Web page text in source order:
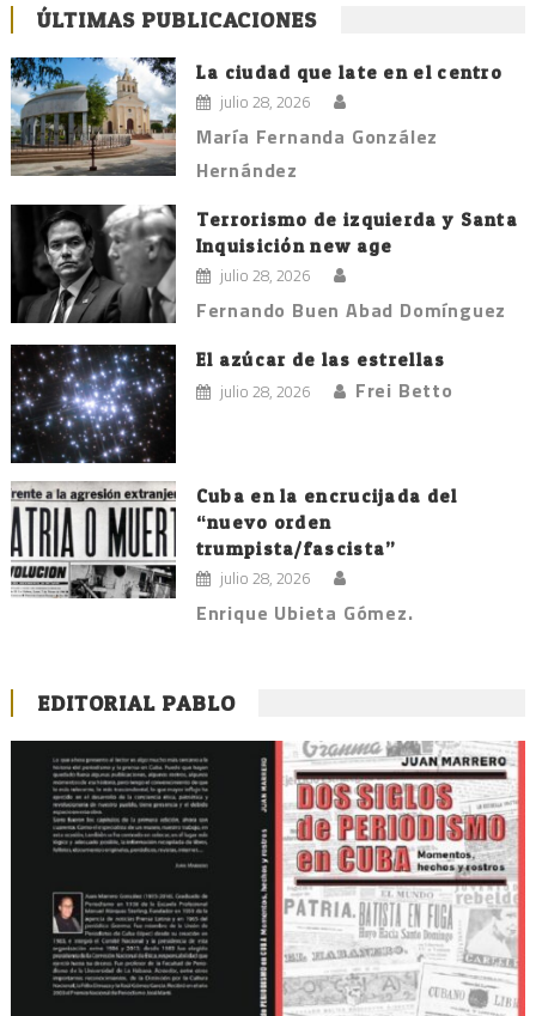
ÚLTIMAS PUBLICACIONES
La ciudad que late en el centro
julio 28, 2026
María Fernanda González
Hernández
Terrorismo de izquierda y Santa
Inquisición new age
julio 28, 2026
Fernando Buen Abad Domínguez
El azúcar de las estrellas
julio 28, 2026 Frei Betto
Cuba en la encrucijada del
“nuevo orden
trumpista/fascista”
julio 28, 2026
Enrique Ubieta Gómez.
EDITORIAL PABLO